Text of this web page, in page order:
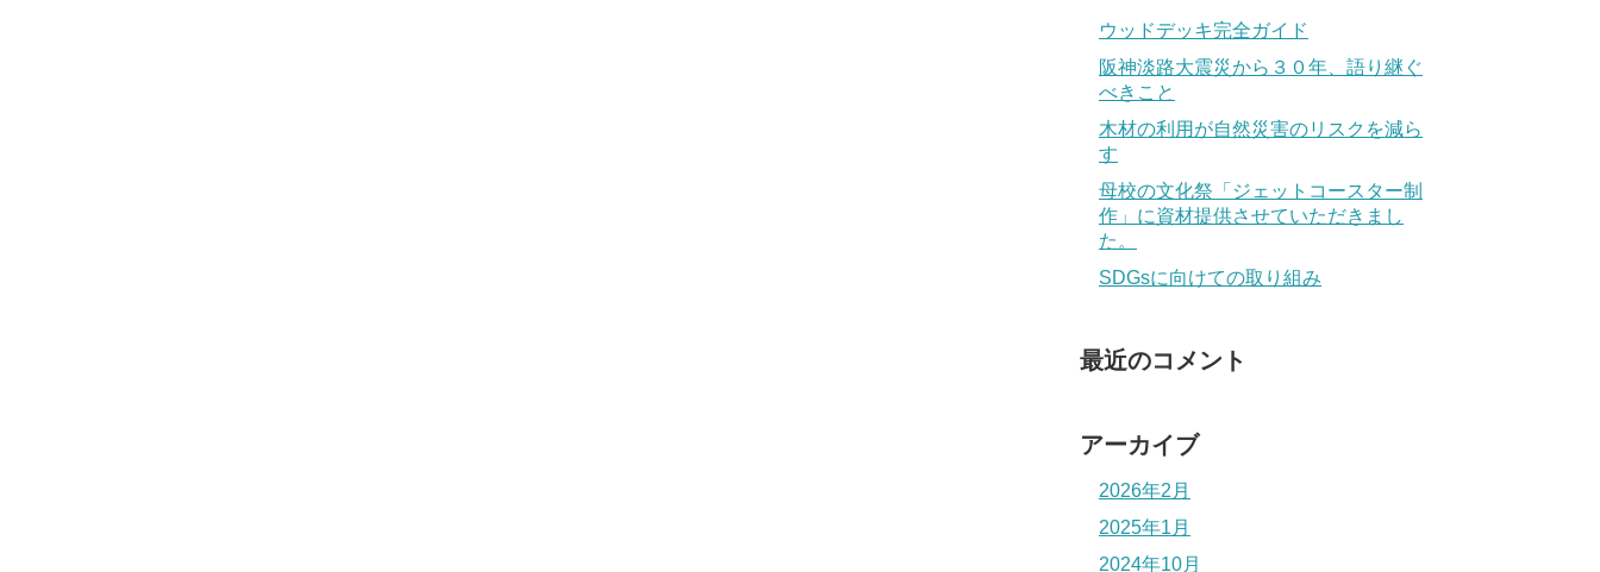
ウッドデッキ完全ガイド
阪神淡路大震災から３０年、語り継ぐ
べきこと
木材の利用が自然災害のリスクを減ら
す
母校の文化祭「ジェットコースター制
作」に資材提供させていただきまし
た。
SDGsに向けての取り組み
最近のコメント
アーカイブ
2026年2月
2025年1月
2024年10月